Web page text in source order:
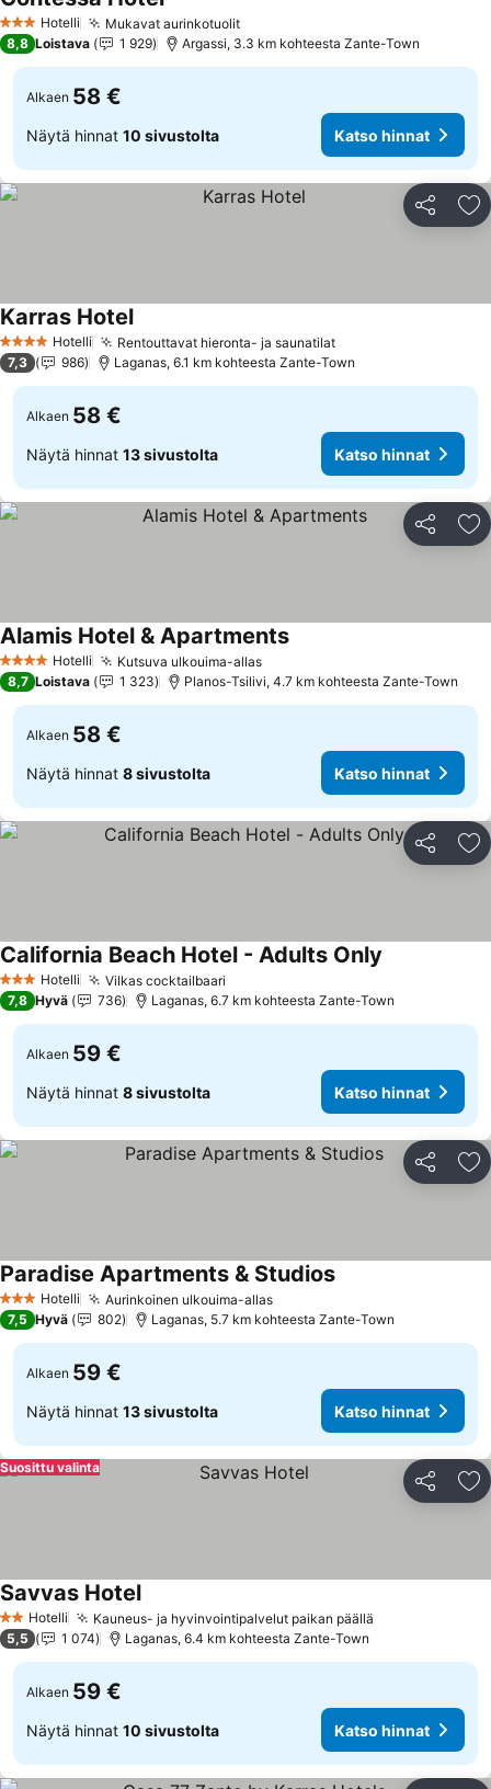
3 Tähtiluokitus
Hotelli Mukavat aurinkotuolit
8,8 Loistava 1 929 Argassi, 3.3 km kohteesta Zante-Town
Alkaen 58 €
Näytä hinnat 10 sivustolta Katso hinnat
Jaa
4 Tähtiluokitus
Hotelli Rentouttavat hieronta- ja saunatilat
Karras Hotel
7,3 986 Laganas, 6.1 km kohteesta Zante-Town
Alkaen 58 €
Näytä hinnat 13 sivustolta Katso hinnat
Jaa
4 Tähtiluokitus
Hotelli Kutsuva ulkouima-allas
Alamis Hotel & Apartments
8,7 Loistava 1 323 Planos-Tsilivi, 4.7 km kohteesta Zante-Town
Alkaen 58 €
Näytä hinnat 8 sivustolta Katso hinnat
Jaa
3 Tähtiluokitus
Hotelli Vilkas cocktailbaari
California Beach Hotel - Adults Only
7,8 Hyvä 736 Laganas, 6.7 km kohteesta Zante-Town
Alkaen 59 €
Näytä hinnat 8 sivustolta Katso hinnat
Jaa
3 Tähtiluokitus
Hotelli Aurinkoinen ulkouima-allas
Paradise Apartments & Studios
7,5 Hyvä 802 Laganas, 5.7 km kohteesta Zante-Town
Alkaen 59 €
Näytä hinnat 13 sivustolta Katso hinnat
Jaa
Suosittu valinta
2 Tähtiluokitus
Hotelli Kauneus- ja hyvinvointipalvelut paikan päällä
Savvas Hotel
5,5 1 074 Laganas, 6.4 km kohteesta Zante-Town
Alkaen 59 €
Näytä hinnat 10 sivustolta Katso hinnat